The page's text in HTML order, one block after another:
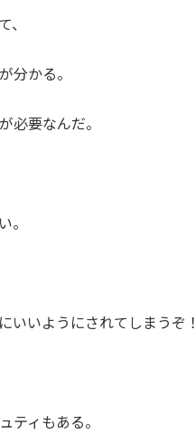
、
分かる。
必要なんだ。
。
いいようにされてしまうぞ！
ティもある。